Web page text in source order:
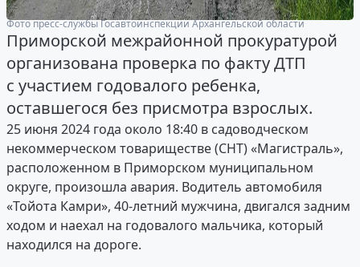
Фото пресс-службы Госавтоинспекции Архангельской области
Приморской межрайонной прокуратурой
организована проверка по факту ДТП
с участием годовалого ребенка,
оставшегося без присмотра взрослых.
25 июня 2024 года около 18:40 в садоводческом
некоммерческом товариществе (СНТ) «Магистраль»,
расположенном в Приморском муниципальном
округе, произошла авария. Водитель автомобиля
«Тойота Камри», 40-летний мужчина, двигался задним
ходом и наехал на годовалого мальчика, который
находился на дороге.